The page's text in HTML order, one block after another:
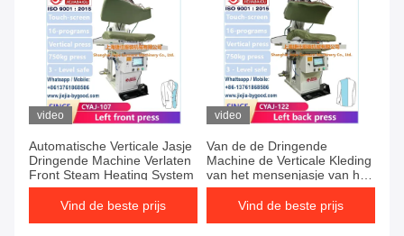
video
Automatische Verticale Jasje
Dringende Machine Verlaten
Front Steam Heating System
Vind de beste prijs
video
Van de de Dringende
Machine de Verticale Kleding
van het mensenjasje van het
het Kostuumkledingstuk
Machine van de de
Vind de beste prijs